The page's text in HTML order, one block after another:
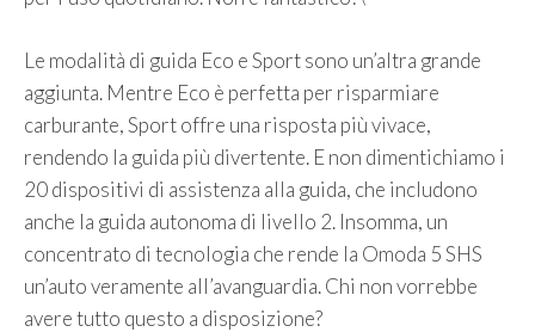
Le modalità di guida Eco e Sport sono un’altra grande
aggiunta. Mentre Eco è perfetta per risparmiare
carburante, Sport offre una risposta più vivace,
rendendo la guida più divertente. E non dimentichiamo i
20 dispositivi di assistenza alla guida, che includono
anche la guida autonoma di livello 2. Insomma, un
concentrato di tecnologia che rende la Omoda 5 SHS
un’auto veramente all’avanguardia. Chi non vorrebbe
avere tutto questo a disposizione?